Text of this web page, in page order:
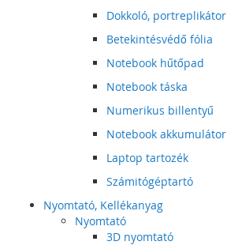
Dokkoló, portreplikátor
Betekintésvédő fólia
Notebook hűtőpad
Notebook táska
Numerikus billentyű
Notebook akkumulátor
Laptop tartozék
Számitógéptartó
Nyomtató, Kellékanyag
Nyomtató
3D nyomtató